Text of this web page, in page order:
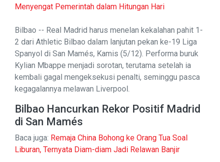
Menyengat Pemerintah dalam Hitungan Hari
Bilbao -- Real Madrid harus menelan kekalahan pahit 1-
2 dari Athletic Bilbao dalam lanjutan pekan ke-19 Liga
Spanyol di San Mamés, Kamis (5/12). Performa buruk
Kylian Mbappe menjadi sorotan, terutama setelah ia
kembali gagal mengeksekusi penalti, seminggu pasca
kegagalannya melawan Liverpool.
Bilbao Hancurkan Rekor Positif Madrid
di San Mamés
Baca juga: Remaja China Bohong ke Orang Tua Soal
Liburan, Ternyata Diam-diam Jadi Relawan Banjir